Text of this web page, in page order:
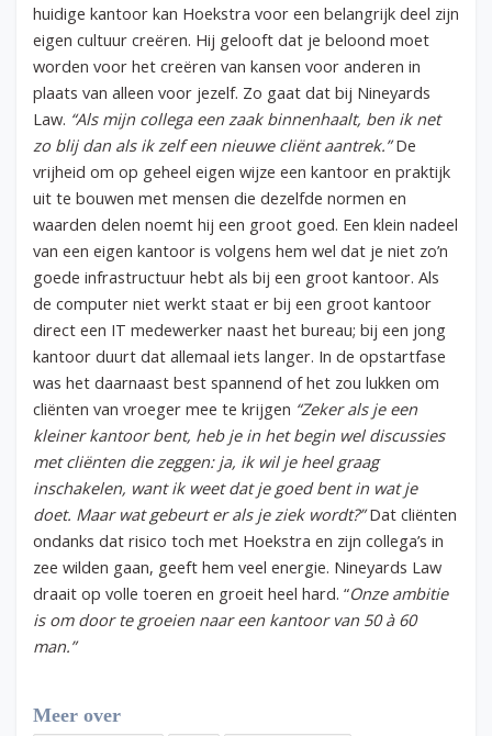
huidige kantoor kan Hoekstra voor een belangrijk deel zijn
eigen cultuur creëren. Hij gelooft dat je beloond moet
worden voor het creëren van kansen voor anderen in
plaats van alleen voor jezelf. Zo gaat dat bij Nineyards
Law. “Als mijn collega een zaak binnenhaalt, ben ik net
zo blij dan als ik zelf een nieuwe cliënt aantrek.”De
vrijheid om op geheel eigen wijze een kantoor en praktijk
uit te bouwen met mensen die dezelfde normen en
waarden delen noemt hij een groot goed. Een klein nadeel
van een eigen kantoor is volgens hem wel dat je niet zo’n
goede infrastructuur hebt als bij een groot kantoor. Als
de computer niet werkt staat er bij een groot kantoor
direct een IT medewerker naast het bureau; bij een jong
kantoor duurt dat allemaal iets langer. In de opstartfase
was het daarnaast best spannend of het zou lukken om
cliënten van vroeger mee te krijgen “Zeker als je een
kleiner kantoor bent, heb je in het begin wel discussies
met cliënten die zeggen: ja, ik wil je heel graag
inschakelen, want ik weet dat je goed bent in wat je
doet. Maar wat gebeurt er als je ziek wordt?”Dat cliënten
ondanks dat risico toch met Hoekstra en zijn collega’s in
zee wilden gaan, geeft hem veel energie. Nineyards Law
draait op volle toeren en groeit heel hard. “Onze ambitie
is om door te groeien naar een kantoor van 50 à 60
man.”
Meer over